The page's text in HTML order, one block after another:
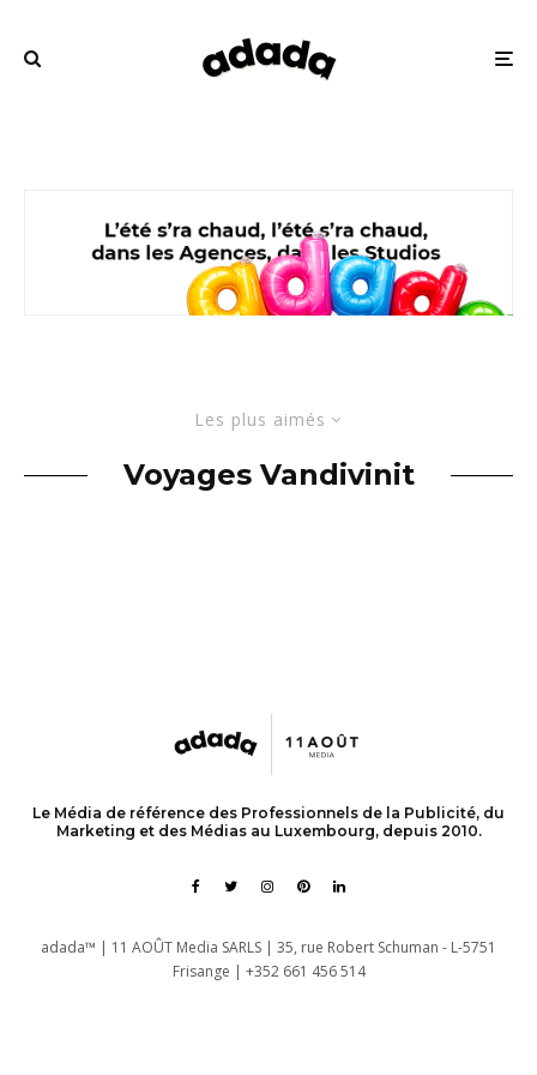
Les plus aimés
Voyages Vandivinit
Le Média de référence des Professionnels de la Publicité, du
Marketing et des Médias au Luxembourg, depuis 2010.
adada™ | 11 AOÛT Media SARLS | 35, rue Robert Schuman - L-5751
Frisange | +352 661 456 514